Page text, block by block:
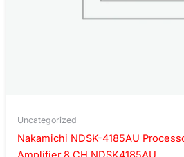
Uncategorized
Nakamichi NDSK-4185AU